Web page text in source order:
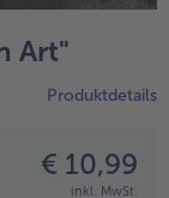
Art"
Produktdetails
€ 10,99
inkl. MwSt.